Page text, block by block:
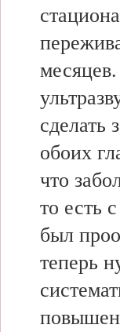
сделать
обоих
что
то есть
был
теперь